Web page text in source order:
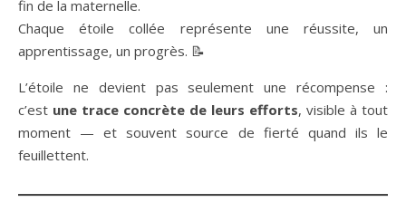
fin de la maternelle.
Chaque étoile collée représente une réussite, un
apprentissage, un progrès. 📝
L’étoile ne devient pas seulement une récompense :
c’est une trace concrète de leurs efforts, visible à tout
moment — et souvent source de fierté quand ils le
feuillettent.